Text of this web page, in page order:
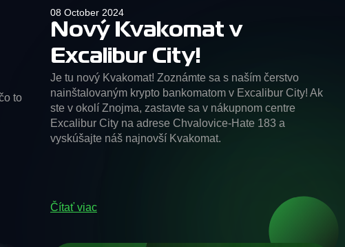
to
08 October 2024
Nový Kvakomat v
Excalibur City!
Je tu nový Kvakomat! Zoznámte sa s naším čerstvo
nainštalovaným krypto bankomatom v Excalibur City! Ak
ste v okolí Znojma, zastavte sa v nákupnom centre
Excalibur City na adrese Chvalovice-Hate 183 a
vyskúšajte náš najnovší Kvakomat.
Čítať viac